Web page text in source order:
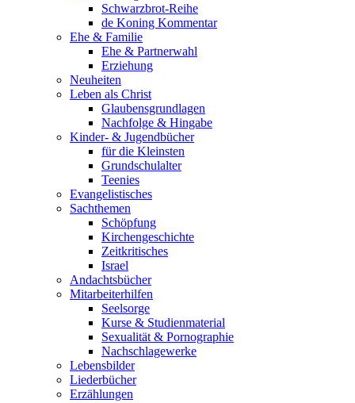
Schwarzbrot-Reihe
de Koning Kommentar
Ehe & Familie
Ehe & Partnerwahl
Erziehung
Neuheiten
Leben als Christ
Glaubensgrundlagen
Nachfolge & Hingabe
Kinder- & Jugendbücher
für die Kleinsten
Grundschulalter
Teenies
Evangelistisches
Sachthemen
Schöpfung
Kirchengeschichte
Zeitkritisches
Israel
Andachtsbücher
Mitarbeiterhilfen
Seelsorge
Kurse & Studienmaterial
Sexualität & Pornographie
Nachschlagewerke
Lebensbilder
Liederbücher
Erzählungen